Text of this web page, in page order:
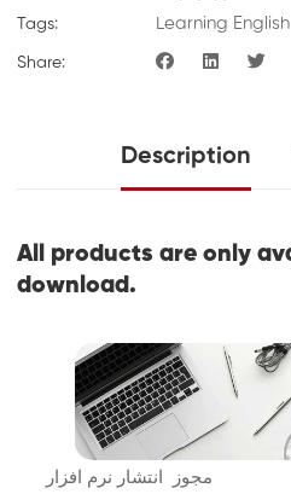
Tags: Learning English
Share:
Description
All products are only
download.
مجوز انتشار نرم افزار